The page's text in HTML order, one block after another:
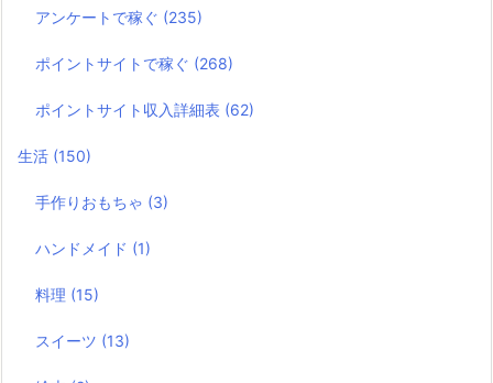
アンケートで稼ぐ (235)
ポイントサイトで稼ぐ (268)
ポイントサイト収入詳細表 (62)
生活 (150)
手作りおもちゃ (3)
ハンドメイド (1)
料理 (15)
スイーツ (13)